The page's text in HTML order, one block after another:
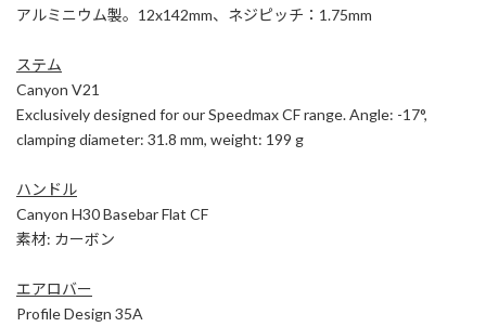
アルミニウム製。12x142mm、ネジピッチ：1.75mm
ステム
Canyon V21
Exclusively designed for our Speedmax CF range. Angle: -17°,
clamping diameter: 31.8 mm, weight: 199 g
ハンドル
Canyon H30 Basebar Flat CF
素材: カーボン
エアロバー
Profile Design 35A